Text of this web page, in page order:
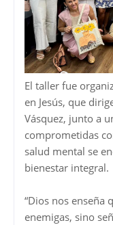
El taller fue
en Jesús, que
Vásquez, junto a
comprometidas
salud mental se
bienestar integral.
“Dios nos enseña
enemigas, sino